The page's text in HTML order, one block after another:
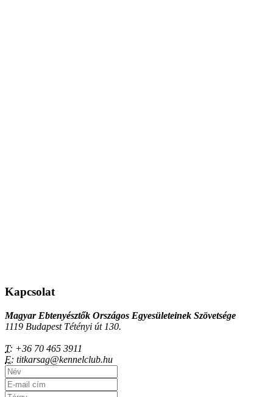
Kapcsolat
Magyar Ebtenyésztők Országos Egyesületeinek Szövetsége
1119 Budapest Tétényi út 130.
T: +36 70 465 3911
E: titkarsag@kennelclub.hu